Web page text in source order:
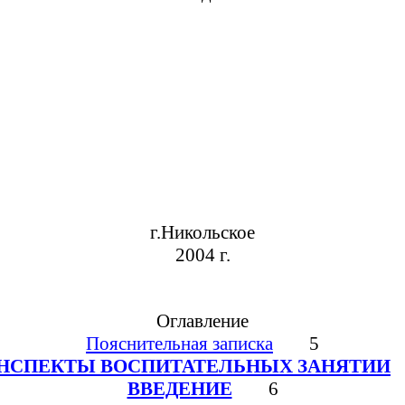
г.Никольское
2004 г.
Оглавление
Пояснительная записка 5
ВОСПИТАТЕЛЬНЫХ ЗАНЯТИИ
ВВЕДЕНИЕ 6